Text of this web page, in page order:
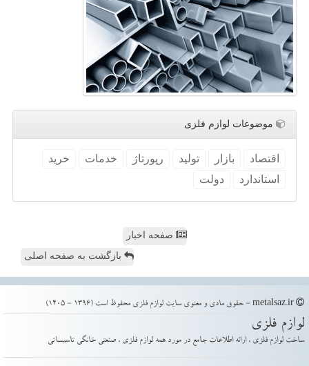
موضوعات لوازم فلزی
اقتصاد بازار تولید رپورتاژ خدمات
خرید
استاندارد
دولت
صفحه اخبار
بازگشت به صفحه اصلی
لوازم فلزی
ساخت لوازم فلزی ، ارائه اطلاعات جامع در مورد همه لوازم فلزی ، صنعتی خانگی تاسیساتی